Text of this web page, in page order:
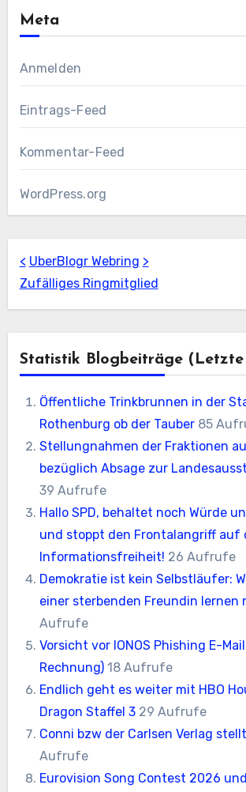
Meta
Anmelden
Eintrags-Feed
Kommentar-Feed
WordPress.org
< UberBlogr Webring >
Zufälliges Ringmitglied
Statistik Blogbeiträge (letzte
Öffentliche Trinkbrunnen in der
Rothenburg ob der Tauber 85
Stellungnahmen der Fraktionen
bezüglich Absage zur
39 Aufrufe
Hallo SPD, behaltet noch Würde
und stoppt den Frontalangriff auf
Informationsfreiheit! 26 Aufrufe
Demokratie ist kein Selbstläufer:
einer sterbenden Freundin lernen
Aufrufe
Vorsicht vor IONOS Phishing E-
Rechnung) 18 Aufrufe
Endlich geht es weiter mit HBO
Dragon Staffel 3 29 Aufrufe
Conni bzw der Carlsen Verlag
Aufrufe
Eurovision Song Contest 2026